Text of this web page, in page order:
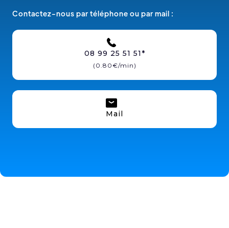
Contactez-nous par téléphone ou par mail :
08 99 25 51 51*
(0.80€/min)
Mail